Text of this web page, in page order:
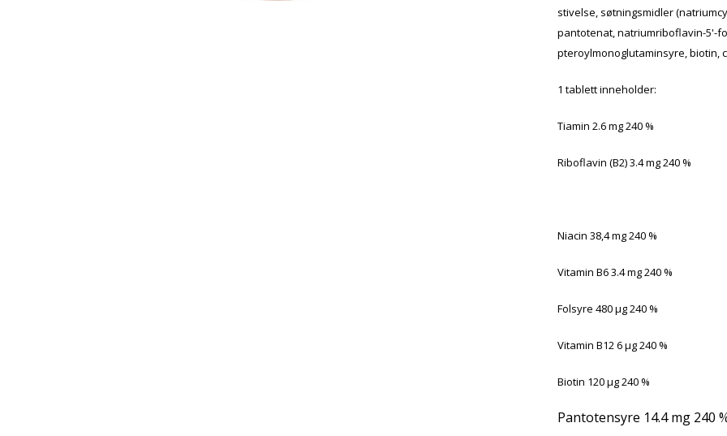
stivelse, søtningsmidler
pantotenat, natriumriboflavin-5'-
pteroylmonoglutaminsyre, biotin,
1 tablett inneholder:
Tiamin 2.6mg240 %
Riboflavin (B2)3.4mg240 %
Niacin 38,4mg240 %
Vitamin B63.4mg240 %
Folsyre 480µg240 %
Vitamin B126µg240 %
Biotin 120µg240 %
Pantotensyre 14.4 mg 240